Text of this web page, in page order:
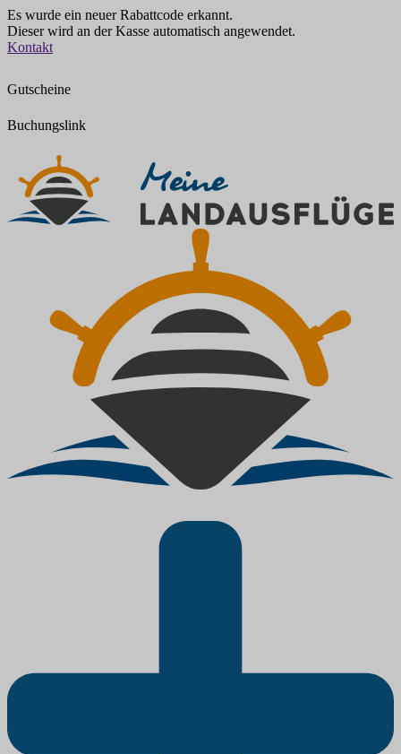
Es wurde ein neuer Rabattcode erkannt.
Dieser wird an der Kasse automatisch angewendet.
Zum
Kontakt
Gutscheine
Buchungslink